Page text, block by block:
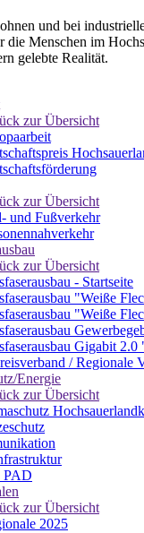
und bei
die Menschen im
gelebte Realität.
zur Übersicht
zur Übersicht
und Fußverkehr
zur Übersicht
- Startseite
"Weiße
"Weiße
Gigabit 2.0
/ Regionale
Energie
zur Übersicht
PAD
zur Übersicht
2025